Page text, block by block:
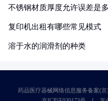
不锈钢材质厚度允许误差是
复印机出租有哪些常见模式
溶于水的润滑剂的种类
药品医疗器械网络信息服务备案(